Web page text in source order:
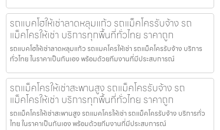
รถแบคโฮให้เช่าลาดหลุมแก้ว รถแม็คโครรับจ้าง รถ
แม็คโครให้เช่า บริการทุกพื้นที่ทั่วไทย ราคาถูก
รถแบคโฮให้เช่าลาดหลุมแก้ว รถแมคโครให้เช่า รถแม็คโครรับจ้าง บริการ
ทั่วไทย ในราคาเป็นกันเอง พร้อมด้วยทีมงานที่มีประสบการณ์
รถแม็คโครให้เช่าสะพานสูง รถแม็คโครรับจ้าง รถ
แม็คโครให้เช่า บริการทุกพื้นที่ทั่วไทย ราคาถูก
รถแม็คโครให้เช่าสะพานสูง รถแมคโครให้เช่า รถแม็คโครรับจ้าง บริการทั่ว
ไทย ในราคาเป็นกันเอง พร้อมด้วยทีมงานที่มีประสบการณ์